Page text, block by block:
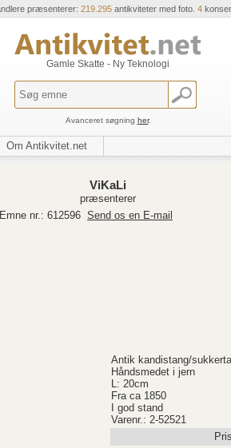
præsenterer: 219.295antikviteter med foto. 4
Gamle Skatte - Ny Teknologi
Avanceret søgning her.
Om Antikvitet.net
ViKaLi
præsenterer
Emne nr.: 612596 Send os en E-mail
Antik kandistang/
Håndsmedet i jern
L: 20cm
Fra ca 1850
I god stand
Varenr.: 2-52521